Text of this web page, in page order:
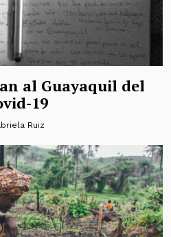
al Guayaquil del
19
Ruiz